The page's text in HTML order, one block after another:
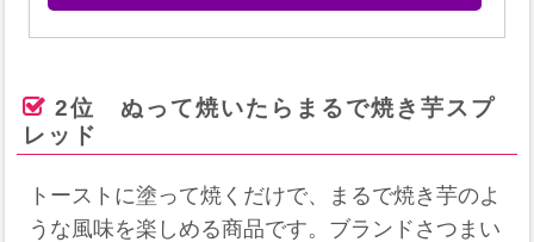
2位 ぬって焼いたらまるで焼き芋スプ
レッド
トーストに塗って焼くだけで、まるで焼き芋のよ
うな風味を楽しめる商品です。ブランドさつまい